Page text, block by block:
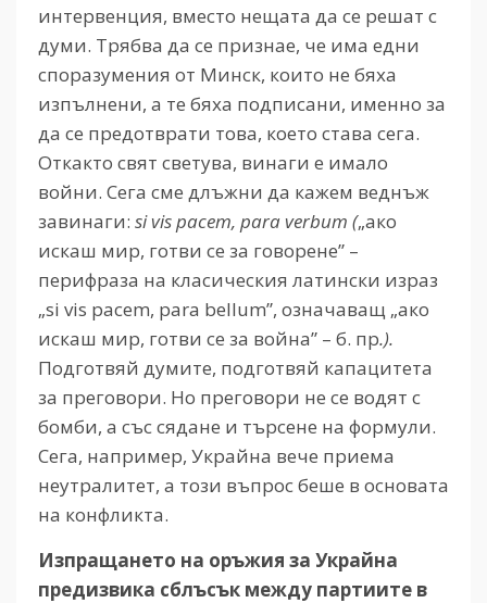
интервенция, вместо нещата да се решат с
думи. Трябва да се признае, че има едни
споразумения от Минск, които не бяха
изпълнени, а те бяха подписани, именно за
да се предотврати това, което става сега.
Откакто свят светува, винаги е имало
войни. Сега сме длъжни да кажем веднъж
завинаги: sivispacem, paraverbum („ако
искаш мир, готви се за говорене” –
перифраза на класическия латински израз
„si vis pacem, para bellum”, означаващ „ако
искаш мир, готви се за война” – б. пр.).
Подготвяй думите, подготвяй капацитета
за преговори. Но преговори не се водят с
бомби, а със сядане и търсене на формули.
Сега, например, Украйна вече приема
неутралитет, а този въпрос беше в основата
на конфликта.
Изпращането на оръжия за Украйна
предизвика сблъсък между партиите в